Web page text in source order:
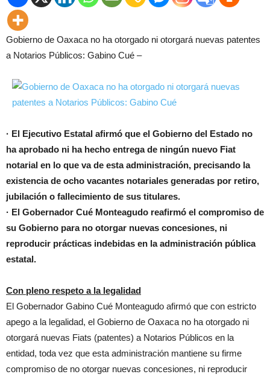
Gobierno de Oaxaca no ha otorgado ni otorgará nuevas patentes
a Notarios Públicos: Gabino Cué –
· El Ejecutivo Estatal afirmó que el Gobierno del Estado no
ha aprobado ni ha hecho entrega de ningún nuevo Fiat
notarial en lo que va de esta administración, precisando la
existencia de ocho vacantes notariales generadas por retiro,
jubilación o fallecimiento de sus titulares.
· El Gobernador Cué Monteagudo reafirmó el compromiso de
su Gobierno para no otorgar nuevas concesiones, ni
reproducir prácticas indebidas en la administración pública
estatal.
Con pleno respeto a la legalidad
El Gobernador Gabino Cué Monteagudo afirmó que con estricto
apego a la legalidad, el Gobierno de Oaxaca no ha otorgado ni
otorgará nuevas Fiats (patentes) a Notarios Públicos en la
entidad, toda vez que esta administración mantiene su firme
compromiso de no otorgar nuevas concesiones, ni reproducir